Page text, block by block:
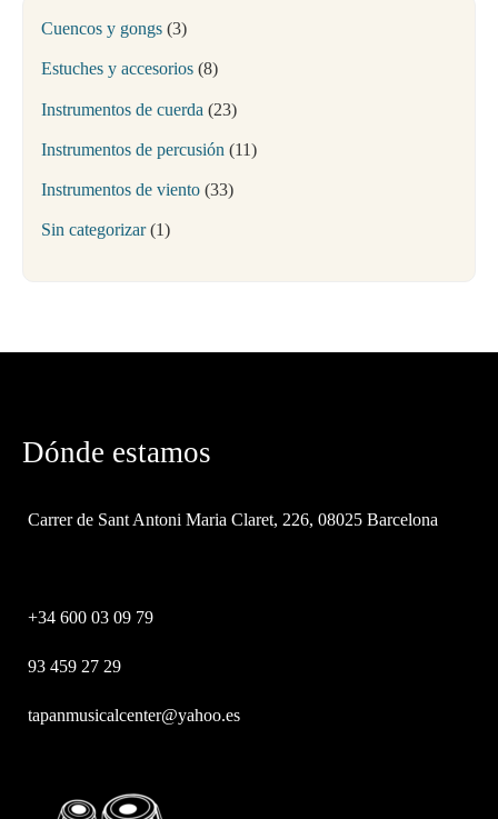
Cuencos y gongs 3
Estuches y accesorios 8
Instrumentos de cuerda 23
Instrumentos de percusión 11
Instrumentos de viento 33
Sin categorizar 1
Dónde estamos
Carrer de Sant Antoni Maria Claret, 226, 08025 Barcelona
+34 600 03 09 79
93 459 27 29
tapanmusicalcenter@yahoo.es